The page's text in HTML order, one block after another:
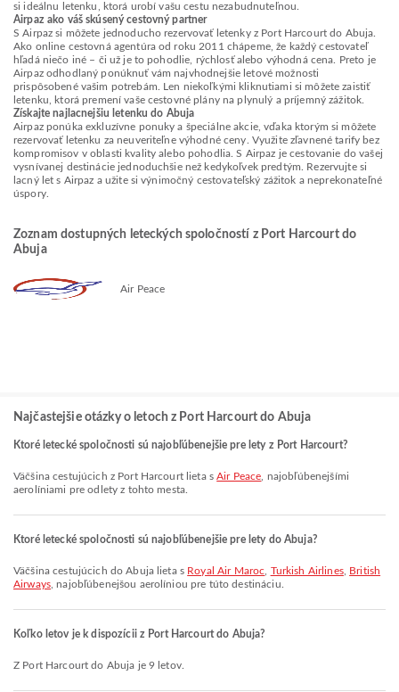
si ideálnu letenku, ktorá urobí vašu cestu nezabudnuteľnou.
Airpaz ako váš skúsený cestovný partner
S Airpaz si môžete jednoducho rezervovať letenky z Port Harcourt do Abuja.
Ako online cestovná agentúra od roku 2011 chápeme, že každý cestovateľ
hľadá niečo iné – či už je to pohodlie, rýchlosť alebo výhodná cena. Preto je
Airpaz odhodlaný ponúknuť vám najvhodnejšie letové možnosti
prispôsobené vašim potrebám. Len niekoľkými kliknutiami si môžete zaistiť
letenku, ktorá premení vaše cestovné plány na plynulý a príjemný zážitok.
Získajte najlacnejšiu letenku do Abuja
Airpaz ponúka exkluzívne ponuky a špeciálne akcie, vďaka ktorým si môžete
rezervovať letenku za neuveriteľne výhodné ceny. Využite zľavnené tarify bez
kompromisov v oblasti kvality alebo pohodlia. S Airpaz je cestovanie do vašej
vysnívanej destinácie jednoduchšie než kedykoľvek predtým. Rezervujte si
lacný let s Airpaz a užite si výnimočný cestovateľský zážitok a neprekonateľné
úspory.
Zoznam dostupných leteckých spoločností z Port Harcourt do
Abuja
Air Peace
Najčastejšie otázky o letoch z Port Harcourt do Abuja
Ktoré letecké spoločnosti sú najobľúbenejšie pre lety z Port Harcourt?
Väčšina cestujúcich z Port Harcourt lieta sAir Peace , najobľúbenejšími
aerolíniami pre odlety z tohto mesta.
Ktoré letecké spoločnosti sú najobľúbenejšie pre lety do Abuja?
Väčšina cestujúcich do Abuja lieta s Royal Air Maroc Turkish Airlines, British
Airways, najobľúbenejšou aerolíniou pre túto destináciu.
Koľko letov je k dispozícii z Port Harcourt do Abuja?
Z Port Harcourt do Abuja je 9 letov.